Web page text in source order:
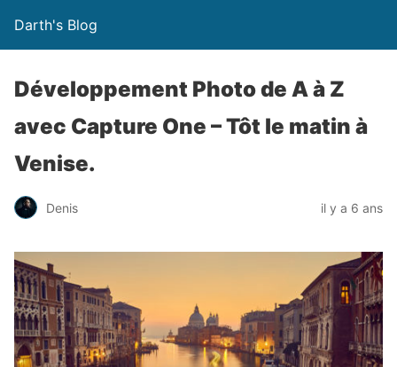
Darth's Blog
Développement Photo de A à Z
avec Capture One – Tôt le matin à
Venise.
Denis il y a 6 ans